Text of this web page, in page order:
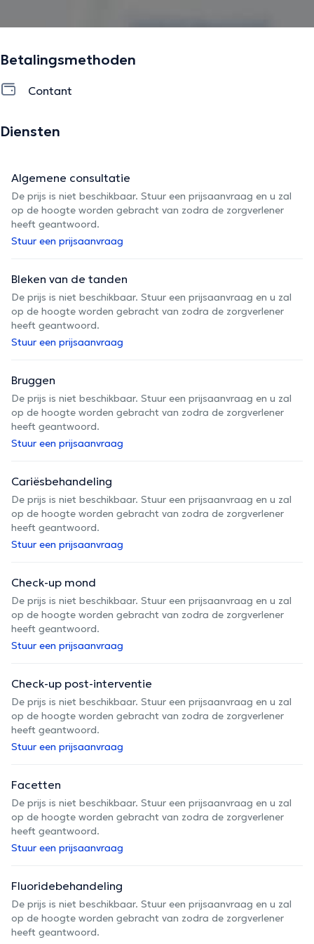
Betalingsmethoden
Contant
Diensten
Algemene consultatie
De prijs is niet beschikbaar. Stuur een prijsaanvraag en u zal
op de hoogte worden gebracht van zodra de zorgverlener
heeft geantwoord.
Stuur een prijsaanvraag
Bleken van de tanden
De prijs is niet beschikbaar. Stuur een prijsaanvraag en u zal
op de hoogte worden gebracht van zodra de zorgverlener
heeft geantwoord.
Stuur een prijsaanvraag
Bruggen
De prijs is niet beschikbaar. Stuur een prijsaanvraag en u zal
op de hoogte worden gebracht van zodra de zorgverlener
heeft geantwoord.
Stuur een prijsaanvraag
Cariësbehandeling
De prijs is niet beschikbaar. Stuur een prijsaanvraag en u zal
op de hoogte worden gebracht van zodra de zorgverlener
heeft geantwoord.
Stuur een prijsaanvraag
Check-up mond
De prijs is niet beschikbaar. Stuur een prijsaanvraag en u zal
op de hoogte worden gebracht van zodra de zorgverlener
heeft geantwoord.
Stuur een prijsaanvraag
Check-up post-interventie
De prijs is niet beschikbaar. Stuur een prijsaanvraag en u zal
op de hoogte worden gebracht van zodra de zorgverlener
heeft geantwoord.
Stuur een prijsaanvraag
Facetten
De prijs is niet beschikbaar. Stuur een prijsaanvraag en u zal
op de hoogte worden gebracht van zodra de zorgverlener
heeft geantwoord.
Stuur een prijsaanvraag
Fluoridebehandeling
De prijs is niet beschikbaar. Stuur een prijsaanvraag en u zal
op de hoogte worden gebracht van zodra de zorgverlener
heeft geantwoord.